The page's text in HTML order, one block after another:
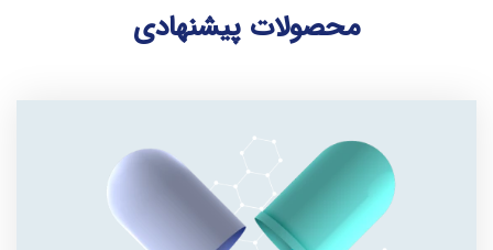
محصولات پیشنهادی